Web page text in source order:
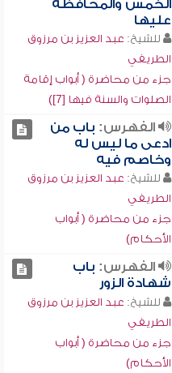
الخمس والمحافظة
عليها
للشيخ: عبد العزيز بن مرزوق
الطريفي
جزء من محاضرة ( أبواب إقامة
الصلوات والسنة فيها [7])
الفهرس: باب من
ادعى ما ليس له
وخاصم فيه
للشيخ: عبد العزيز بن مرزوق
الطريفي
جزء من محاضرة ( أبواب
الأحكام)
الفهرس: باب
شهادة الزور
للشيخ: عبد العزيز بن مرزوق
الطريفي
جزء من محاضرة ( أبواب
الأحكام)